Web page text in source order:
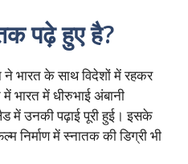
पढ़े हुए है?
भारत के साथ विदेशों में रहकर
भारत में धीरुभाई अंबानी
उनकी पढ़ाई पूरी हुई। इसके
निर्माण में स्नातक की डिग्री भी